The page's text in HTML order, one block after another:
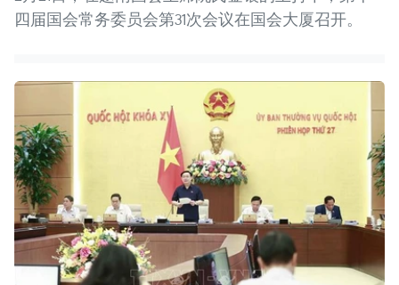
四届国会常务委员会第31次会议在国会大厦召开。